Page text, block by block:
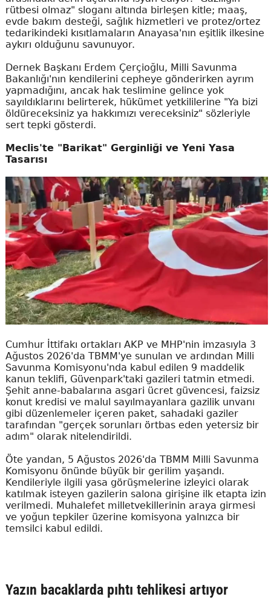
rütbesi olmaz" sloganı altında birleşen kitle; maaş,
evde bakım desteği, sağlık hizmetleri ve protez/ortez
tedarikindeki kısıtlamaların Anayasa'nın eşitlik ilkesine
aykırı olduğunu savunuyor.
Dernek Başkanı Erdem Çerçioğlu, Milli Savunma
Bakanlığı'nın kendilerini cepheye gönderirken ayrım
yapmadığını, ancak hak teslimine gelince yok
sayıldıklarını belirterek, hükümet yetkililerine "Ya bizi
öldüreceksiniz ya hakkımızı vereceksiniz" sözleriyle
sert tepki gösterdi.
Meclis'te "Barikat" Gerginliği ve Yeni Yasa
Tasarısı
Cumhur İttifakı ortakları AKP ve MHP'nin imzasıyla 3
Ağustos 2026'da TBMM'ye sunulan ve ardından Milli
Savunma Komisyonu'nda kabul edilen 9 maddelik
kanun teklifi, Güvenpark'taki gazileri tatmin etmedi.
Şehit anne-babalarına asgari ücret güvencesi, faizsiz
konut kredisi ve malul sayılmayanlara gazilik unvanı
gibi düzenlemeler içeren paket, sahadaki gaziler
tarafından "gerçek sorunları örtbas eden yetersiz bir
adım" olarak nitelendirildi.
Öte yandan, 5 Ağustos 2026'da TBMM Milli Savunma
Komisyonu önünde büyük bir gerilim yaşandı.
Kendileriyle ilgili yasa görüşmelerine izleyici olarak
katılmak isteyen gazilerin salona girişine ilk etapta izin
verilmedi. Muhalefet milletvekillerinin araya girmesi
ve yoğun tepkiler üzerine komisyona yalnızca bir
temsilci kabul edildi.
Yazın bacaklarda pıhtı tehlikesi artıyor